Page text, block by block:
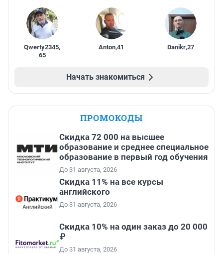
Qwerty2345,
65
Anton,41 Danikr,27
Начать знакомиться
ПРОМОКОДЫ
Скидка 72 000 на высшее
образование и среднее специальное
образование в первый год обучения
До 31 августа, 2026
Скидка 11% на все курсы
английского
До 31 августа, 2026
Скидка 10% на один заказ до 20 000
₽
До 31 августа, 2026